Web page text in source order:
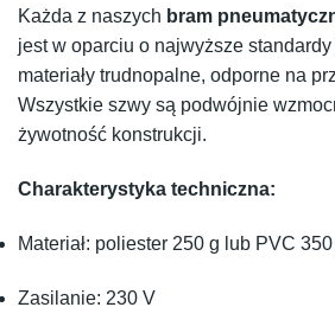
Każda z naszych bram
jest w oparciu o najwyższe
materiały trudnopalne, odporne na
Wszystkie szwy są podwójnie
żywotność konstrukcji.
Charakterystyka techniczna:
Materiał: poliester 250 g lub PVC
Zasilanie: 230 V